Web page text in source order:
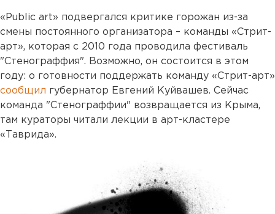
«Public art» подвергался критике горожан из-за
смены постоянного организатора – команды «Стрит-
арт», которая с 2010 года проводила фестиваль
"Стенограффия". Возможно, он состоится в этом
году: о готовности поддержать команду «Стрит-арт»
сообщил губернатор Евгений Куйвашев. Сейчас
команда "Стенограффии" возвращается из Крыма,
там кураторы читали лекции в арт-кластере
«Таврида».